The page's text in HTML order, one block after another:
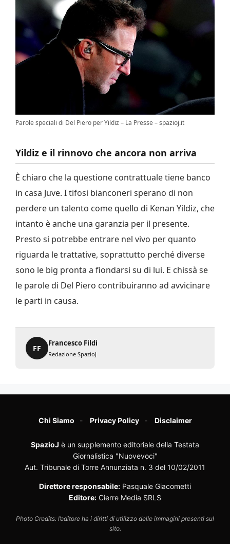
Parole speciali di Del Piero per Yildiz – La Presse – spazioj.it
Yildiz e il rinnovo che ancora non arriva
È chiaro che la questione contrattuale tiene banco
in casa Juve. I tifosi bianconeri sperano di non
perdere un talento come quello di Kenan Yildiz, che
intanto è anche una garanzia per il presente.
Presto si potrebbe entrare nel vivo per quanto
riguarda le trattative, soprattutto perché diverse
sono le big pronta a fiondarsi su di lui. E chissà se
le parole di Del Piero contribuiranno ad avvicinare
le parti in causa.
FF
Francesco Fildi
Redazione SpazioJ
Chi Siamo Privacy Policy Disclaimer
SpazioJ è un supplemento editoriale della Testata
Giornalistica "Nuovevoci"
Aut. Tribunale di Torre Annunziata n. 3 del 10/02/2011
Direttore responsabile: Pasquale Giacometti
Editore: Cierre Media SRLS
Photo Credits: l’editore ha i diritti di utilizzo delle immagini presenti sul
sito.